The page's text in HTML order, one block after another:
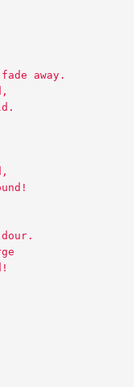
away.